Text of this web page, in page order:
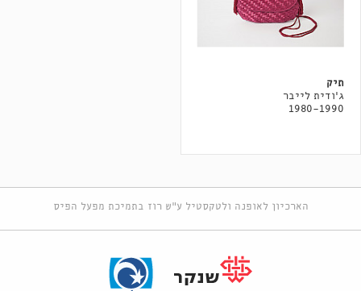
תיק
ג'ודית לייבר
1980-1990
הארכיון לאופנה ולטקסטיל ע"ש רוז בתמיכת מפעל הפיס